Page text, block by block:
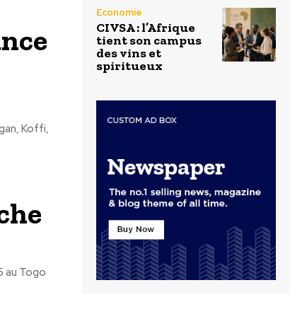
Koffi,
au Togo
Economie
CIVSA : l’Afrique
tient son campus
des vins et
spiritueux